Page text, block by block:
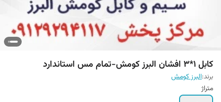
کابل 1*3 افشان البرز کومش-تمام مس استاندارد
برند:البرز کومش
متراژ